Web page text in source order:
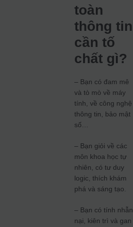
toàn
thông tin
cần tố
chất gì?
– Bạn có đam mê
và tò mò về máy
tính, về công nghệ
thông tin, bảo mật
số…
– Bạn giỏi về các
môn khoa học tự
nhiên, có tư duy
logic, thích khám
phá và sáng tạo.
– Bạn có tính nhẫn
nại, kiên trì và gan